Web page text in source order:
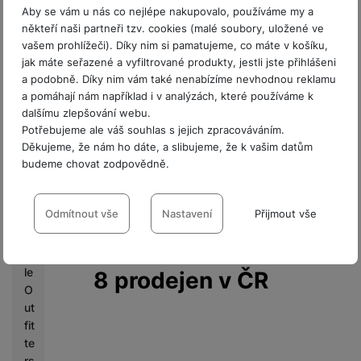
Aby se vám u nás co nejlépe nakupovalo, používáme my a
někteří naši partneři tzv. cookies (malé soubory, uložené ve
vašem prohlížeči). Díky nim si pamatujeme, co máte v košíku,
jak máte seřazené a vyfiltrované produkty, jestli jste přihlášeni
a podobně. Díky nim vám také nenabízíme nevhodnou reklamu
a pomáhají nám například i v analýzách, které používáme k
dalšímu zlepšování webu.
Potřebujeme ale váš souhlas s jejich zpracováváním.
Děkujeme, že nám ho dáte, a slibujeme, že k vašim datům
budeme chovat zodpovědně.
Nastavení souhlasů s kategoriemi
cookies
VŽDY AKTIVNÍ
Technické cookies umožňují váš průchod nákupním košíkem,
porovnávání produktů a další nezbytné funkce.
Preferenční a rozšířené funkce
Preferenční a rozšířené funkce
nastavovat znovu a abyste se s námi mohli spojit např. pomocí
Odmítnout vše Nastavení Přijmout vše
a
x
y
U
n
p
a
c
k
e
le
O
ut
fit
te
příslušenství.
Seznam
prodejen
8 prodejen v ČR